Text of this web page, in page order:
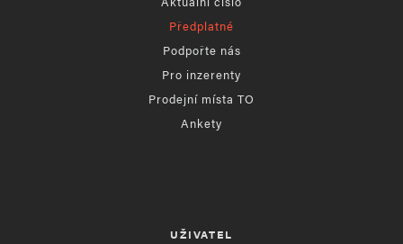
Předplatné
Podpořte nás
Pro inzerenty
Prodejní místa TO
Ankety
UŽIVATEL